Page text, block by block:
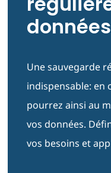
Une sauvegarde
indispensable: en
pourrez ainsi au
vos données.
vos besoins et